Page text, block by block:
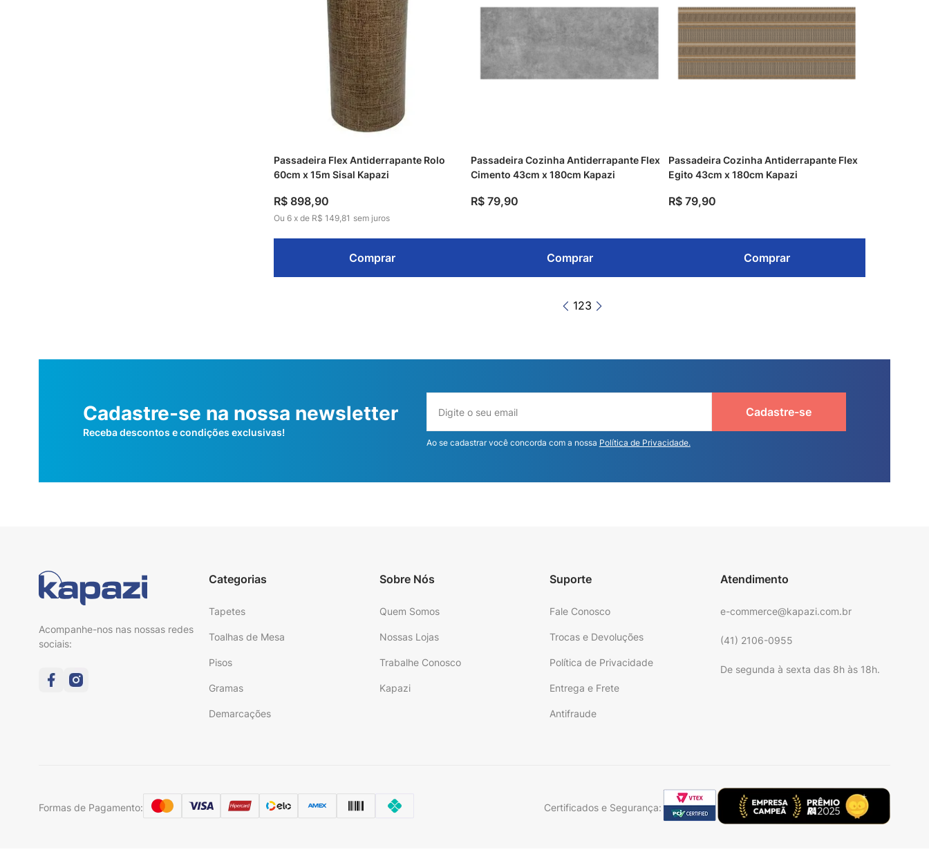
Passadeira Flex Antiderrapante Rolo
60cm x 15m Sisal Kapazi
R$ 898,90
Ou 6 x de R$ 149,81 sem juros
Comprar
Passadeira Cozinha Antiderrapante Flex
Cimento 43cm x 180cm Kapazi
R$ 79,90
Comprar
Passadeira Cozinha Antiderrapante Flex
Egito 43cm x 180cm Kapazi
R$ 79,90
Comprar
123
Cadastre-se na nossa newsletter
Receba descontos e condições exclusivas!
Cadastre-se
Ao se cadastrar você concorda com a nossa Política de Privacidade.
Acompanhe-nos nas nossas redes
sociais:
Categorias
Tapetes
Toalhas de Mesa
Pisos
Gramas
Demarcações
Sobre Nós
Quem Somos
Nossas Lojas
Trabalhe Conosco
Kapazi
Suporte
Fale Conosco
Trocas e Devoluções
Política de Privacidade
Entrega e Frete
Antifraude
Atendimento
e-commerce@kapazi.com.br
(41) 2106-0955
De segunda à sexta das 8h às 18h.
Formas de Pagamento: Certificados e Segurança: